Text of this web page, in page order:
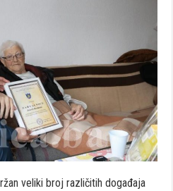
veliki broj različitih događaja